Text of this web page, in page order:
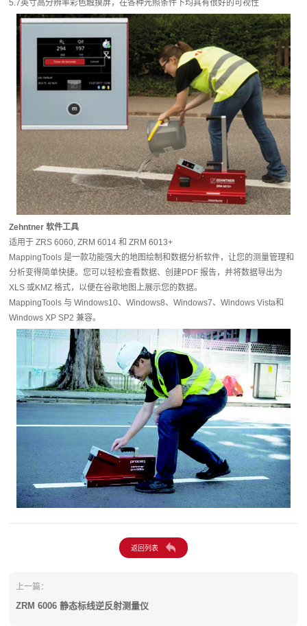
5.7英寸高分辨率彩色触摸屏，在各种光照条件下均具有很好的可视性
Zehntner 软件工具
适用于 ZRS 6060, ZRM 6014 和 ZRM 6013+
MappingTools 是一款功能强大的地图绘制和数据分析软件，让您的测量管理和
分析变得简单快捷。您可以轻松查看数据、创建PDF 报告，并将数据导出为
XLS 或KMZ 格式，以便在谷歌地图上展示您的数据。
MappingTools 与 Windows10、Windows8、Windows7、Windows Vista和
Windows XP SP2 兼容。
上一篇：
ZRM 6006 静态标线逆反射测量仪